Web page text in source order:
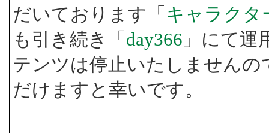
だいております「 キャラクタ
も引き続き「 day366 」にて
テンツは停止いたしません
だけますと幸いです。